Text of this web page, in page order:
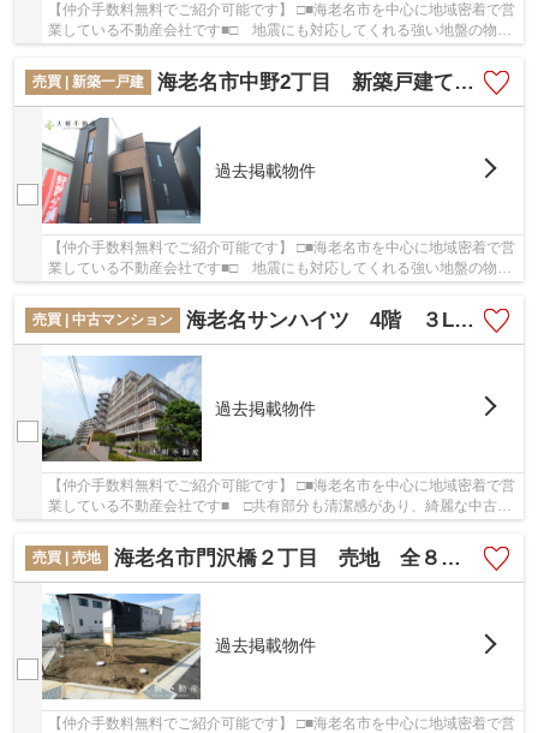
【仲介手数料無料でご紹介可能です】 □■海老名市を中心に地域密着で営
業している不動産会社です■□ 地震にも対応してくれる強い地盤の物件
売買 | 新築一戸建
海老名市中野2丁目 新築戸建て 全2棟 【仲介手数料無料】
過去掲載物件
【仲介手数料無料でご紹介可能です】 □■海老名市を中心に地域密着で営
業している不動産会社です■□ 地震にも対応してくれる強い地盤の物件
売買 | 中古マンション
海老名サンハイツ 4階 ３LDK リフォーム済み 【仲介手数料無料】
過去掲載物件
【仲介手数料無料でご紹介可能です】 □■海老名市を中心に地域密着で営
業している不動産会社です■ □共有部分も清潔感があり、綺麗な中古マ
売買 | 売地
海老名市門沢橋２丁目 売地 全８区画 【仲介手数料無料】
過去掲載物件
【仲介手数料無料でご紹介可能です】 □■海老名市を中心に地域密着で営